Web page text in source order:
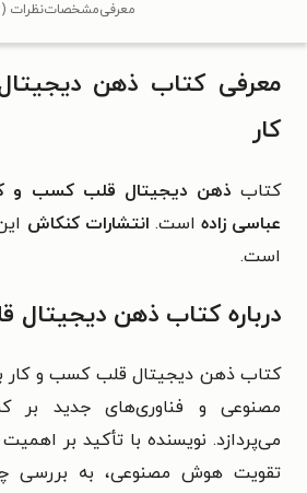
معرفیمشخصاتنظرات (۲)
معرفی کتاب ذهن
کار
کتاب ذهن دیجیتال قلب کسب و
عباسی زاده است. انتشارات کنکاش
است.
درباره کتاب ذهن
کتاب ذهن دیجیتال قلب کسب و کار
مصنوعی و فناوری‌های جدید بر
می‌پردازد. نویسنده با تأکید بر
تقویت هوش مصنوعی، به بررسی